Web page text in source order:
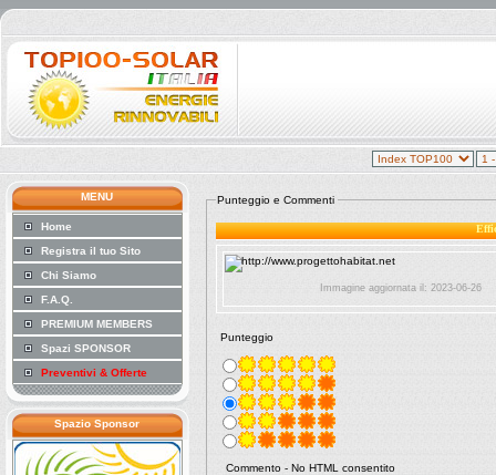
MENU
Home
Registra il tuo Sito
Chi Siamo
F.A.Q.
PREMIUM MEMBERS
Spazi SPONSOR
Preventivi & Offerte
Spazio Sponsor
Punteggio e Commenti
Immagine aggiornata il: 2023-06-26
Punteggio
Commento - No HTML consentito